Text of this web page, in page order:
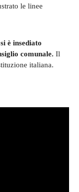
le linee
è insediato
comunale. Il
italiana.